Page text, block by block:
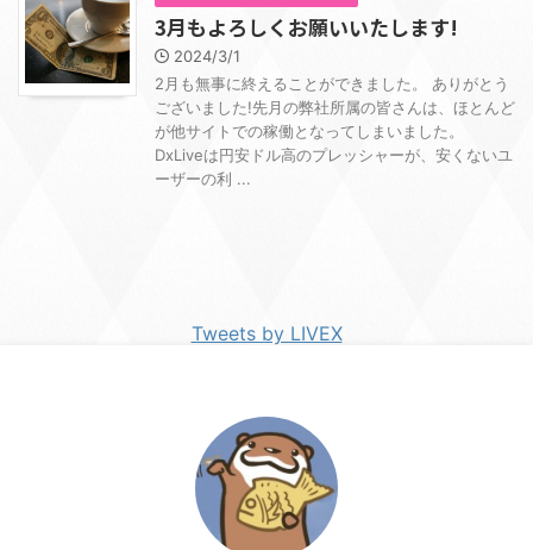
3月もよろしくお願いいたします!
2024/3/1
2月も無事に終えることができました。 ありがとう
ございました!先月の弊社所属の皆さんは、ほとんど
が他サイトでの稼働となってしまいました。
DxLiveは円安ドル高のプレッシャーが、安くないユ
ーザーの利 ...
Tweets by LIVEX